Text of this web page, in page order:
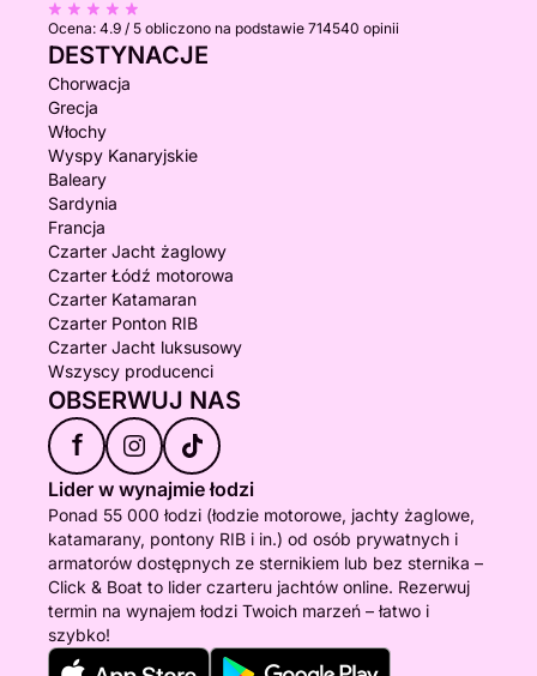
- 10:00-13:00 / CENA CAŁKOWITA: 300 €
- 13:30-16:30 / CENA CAŁKOWITA: 340 €
- 17:00-20:00 / CENA CAŁKOWITA: 250 €
-------------------------------
------------------------------- Cena skippera
obejmuje: skippera, sprzątanie końcowe i paliwo.
-------------------------------
-------------------------------
KAUCJA:
Wszystkie aktywności wymagają kaucji w wysokości
200 €, płatnej gotówką kapitanowi łodzi przy
wejściu na pokład.
Depozyt zostanie zwrócony po zakończeniu
aktywności.
------------------------------
-------------------------------
W PRZYPADKU AKTYWNOŚCI WIELODNIOWYCH
PROSIMY O KONTAKT.
Ocena: 4.9 / 5 obliczono na podstawie 714540 opinii
DESTYNACJE
Chorwacja
Grecja
Włochy
Wyspy Kanaryjskie
Baleary
Sardynia
Francja
Czarter Jacht żaglowy
Czarter Łódź motorowa
Czarter Katamaran
Czarter Ponton RIB
Czarter Jacht luksusowy
Wszyscy producenci
OBSERWUJ NAS
f
Lider w wynajmie łodzi
Ponad 55 000 łodzi (łodzie motorowe, jachty żaglowe,
katamarany, pontony RIB i in.) od osób prywatnych i
armatorów dostępnych ze sternikiem lub bez sternika –
Click & Boat to lider czarteru jachtów online. Rezerwuj
termin na wynajem łodzi Twoich marzeń – łatwo i
szybko!